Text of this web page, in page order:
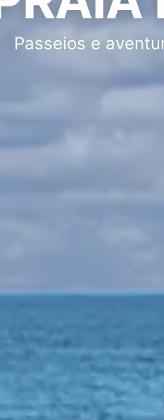
Passeios e